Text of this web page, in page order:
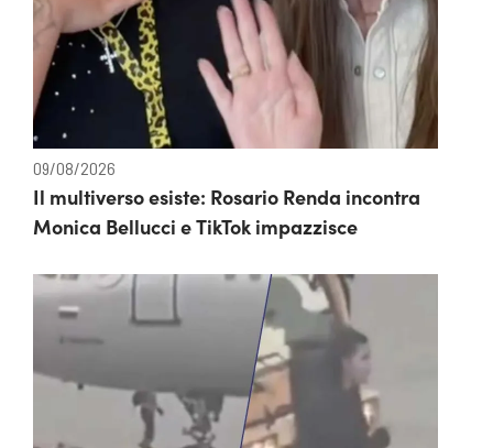
09/08/2026
Il multiverso esiste: Rosario Renda incontra
Monica Bellucci e TikTok impazzisce